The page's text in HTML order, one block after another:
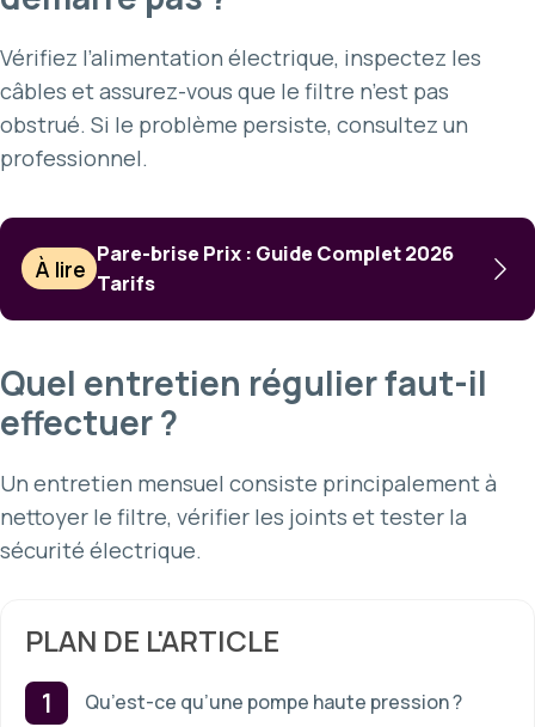
Vérifiez l’alimentation électrique, inspectez les
câbles et assurez-vous que le filtre n’est pas
obstrué. Si le problème persiste, consultez un
professionnel.
À lire
Pare-brise Prix : Guide Complet 2026
Tarifs
Quel entretien régulier faut-il
effectuer ?
Un entretien mensuel consiste principalement à
nettoyer le filtre, vérifier les joints et tester la
sécurité électrique.
PLAN DE L'ARTICLE
Qu’est-ce qu’une pompe haute pression ?